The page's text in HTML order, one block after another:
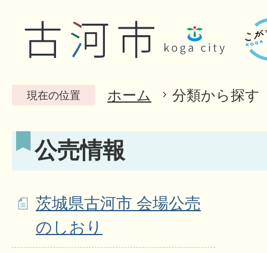
現在の位置 ホーム 分類から探す
公売情報
茨城県古河市 会場公売
のしおり